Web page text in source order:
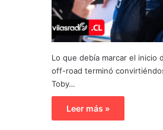
Lo que debía marcar el inicio
off-road terminó
Toby…
Leer más »